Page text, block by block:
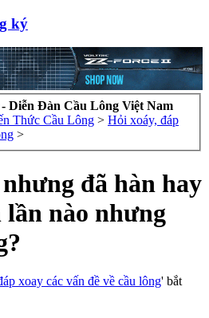
ký
Diễn Đàn Cầu Lông Việt Nam
Thức Cầu Lông > Hỏi xoáy, đáp
>
đã hàn hay
nào nhưng
xoay các vấn đề về cầu lông' bắt